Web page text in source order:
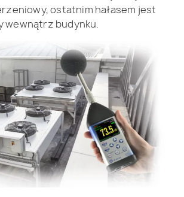
ostatnim hałasem jest
wewnątrz budynku.